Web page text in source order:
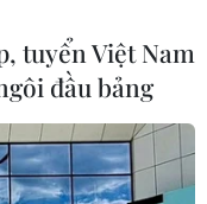
tuyển Việt Nam
đầu bảng